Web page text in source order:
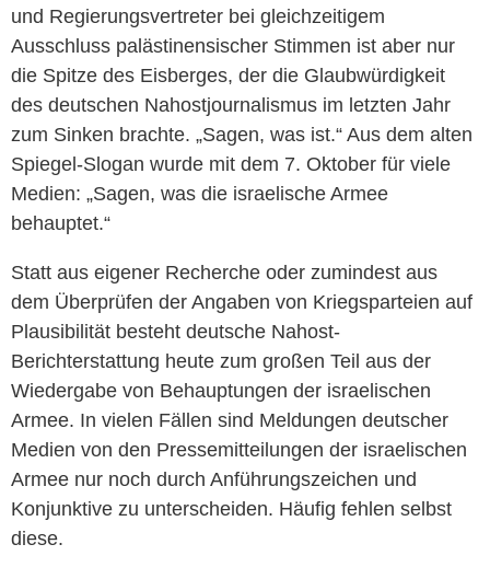
und Regierungsvertreter bei gleichzeitigem
Ausschluss palästinensischer Stimmen ist aber nur
die Spitze des Eisberges, der die Glaubwürdigkeit
des deutschen Nahostjournalismus im letzten Jahr
zum Sinken brachte. „Sagen, was ist.“ Aus dem alten
Spiegel-Slogan wurde mit dem 7. Oktober für viele
Medien: „Sagen, was die israelische Armee
behauptet.“
Statt aus eigener Recherche oder zumindest aus
dem Überprüfen der Angaben von Kriegsparteien auf
Plausibilität besteht deutsche Nahost-
Berichterstattung heute zum großen Teil aus der
Wiedergabe von Behauptungen der israelischen
Armee. In vielen Fällen sind Meldungen deutscher
Medien von den Pressemitteilungen der israelischen
Armee nur noch durch Anführungszeichen und
Konjunktive zu unterscheiden. Häufig fehlen selbst
diese.